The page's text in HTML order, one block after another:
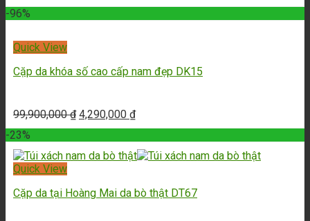
-96%
Quick View
Cặp da khóa số cao cấp nam đẹp DK15
99,900,000₫ 4,290,000 ₫
-23%
Quick View
Cặp da tại Hoàng Mai da bò thật DT67